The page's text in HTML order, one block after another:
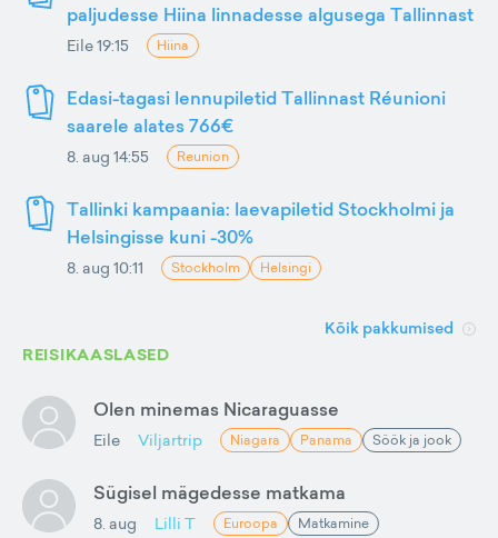
paljudesse Hiina linnadesse algusega Tallinnast
Eile 19:15 Hiina
Edasi-tagasi lennupiletid Tallinnast Réunioni
saarele alates 766€
8. aug 14:55 Reunion
Tallinki kampaania: laevapiletid Stockholmi ja
Helsingisse kuni -30%
8. aug 10:11 Stockholm Helsingi
Kõik pakkumised
REISIKAASLASED
Olen minemas Nicaraguasse
Eile Viljartrip Niagara Panama Söök ja jook
Sügisel mägedesse matkama
8. aug Lilli T Euroopa Matkamine